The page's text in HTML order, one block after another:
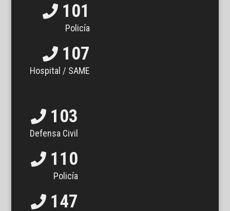
101
Policía
107
Hospital / SAME
103
Defensa Civil
110
Policía
147